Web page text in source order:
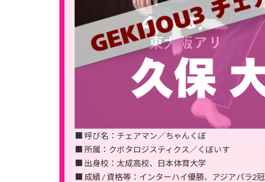
■ 呼び名：チェアマン／ちゃんくぼ
■ 所属：クボタロジスティクス／くぼいす
■ 出身校：太成高校、日本体育大学
■ 成績 / 資格等：インターハイ優勝、アジアパラ2冠